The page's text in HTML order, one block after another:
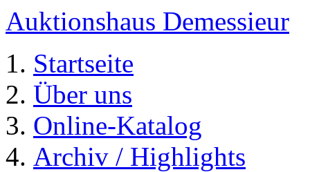
Auktionshaus Demessieur
Startseite
Über uns
Online-Katalog
Archiv / Highlights